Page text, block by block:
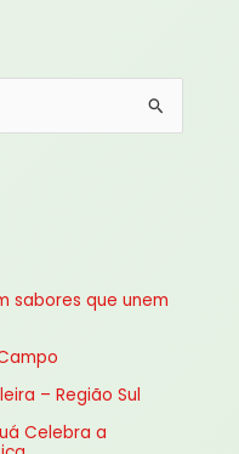
sabores que unem
– Região Sul
Celebra a